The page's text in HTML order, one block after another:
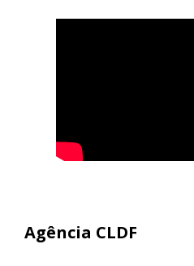
Agência CLDF